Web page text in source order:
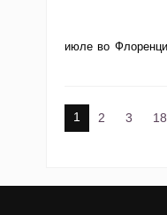
июле во
1 2 3 18